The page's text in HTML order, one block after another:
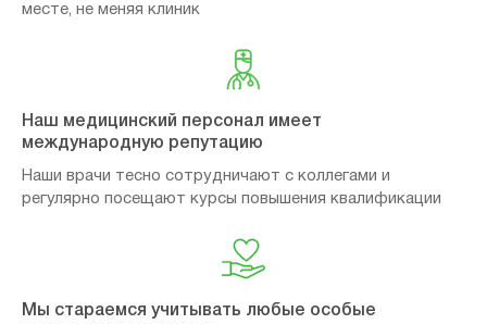
месте, не меняя клиник
Наш медицинский персонал имеет
международную репутацию
Наши врачи тесно сотрудничают с коллегами и
регулярно посещают курсы повышения квалификации
Мы стараемся учитывать любые особые